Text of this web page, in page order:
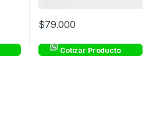
$79.000
Cotizar Producto